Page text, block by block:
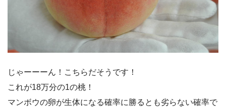
じゃーーーん！こちらだそうです！
これが18万分の1の桃！
マンボウの卵が生体になる確率に勝るとも劣らない確率で